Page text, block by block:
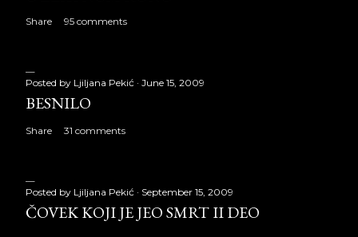
Share 95 comments
Posted by Ljiljana Pekić June 15, 2009
BESNILO
Share 31 comments
Posted by Ljiljana Pekić September 15, 2009
ČOVEK KOJI JE JEO SMRT II DEO